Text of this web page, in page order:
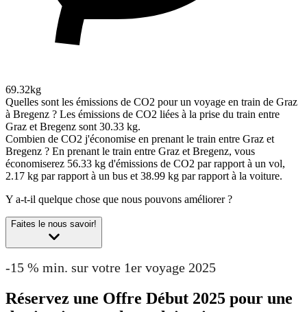
69.32kg
Quelles sont les émissions de CO2 pour un voyage en train de Graz
à Bregenz ? Les émissions de CO2 liées à la prise du train entre
Graz et Bregenz sont 30.33 kg.
Combien de CO2 j'économise en prenant le train entre Graz et
Bregenz ? En prenant le train entre Graz et Bregenz, vous
économiserez 56.33 kg d'émissions de CO2 par rapport à un vol,
2.17 kg par rapport à un bus et 38.99 kg par rapport à la voiture.
Y a-t-il quelque chose que nous pouvons améliorer ?
Faites le nous savoir!
-15 % min. sur votre 1er voyage 2025
Réservez une Offre Début 2025 pour une